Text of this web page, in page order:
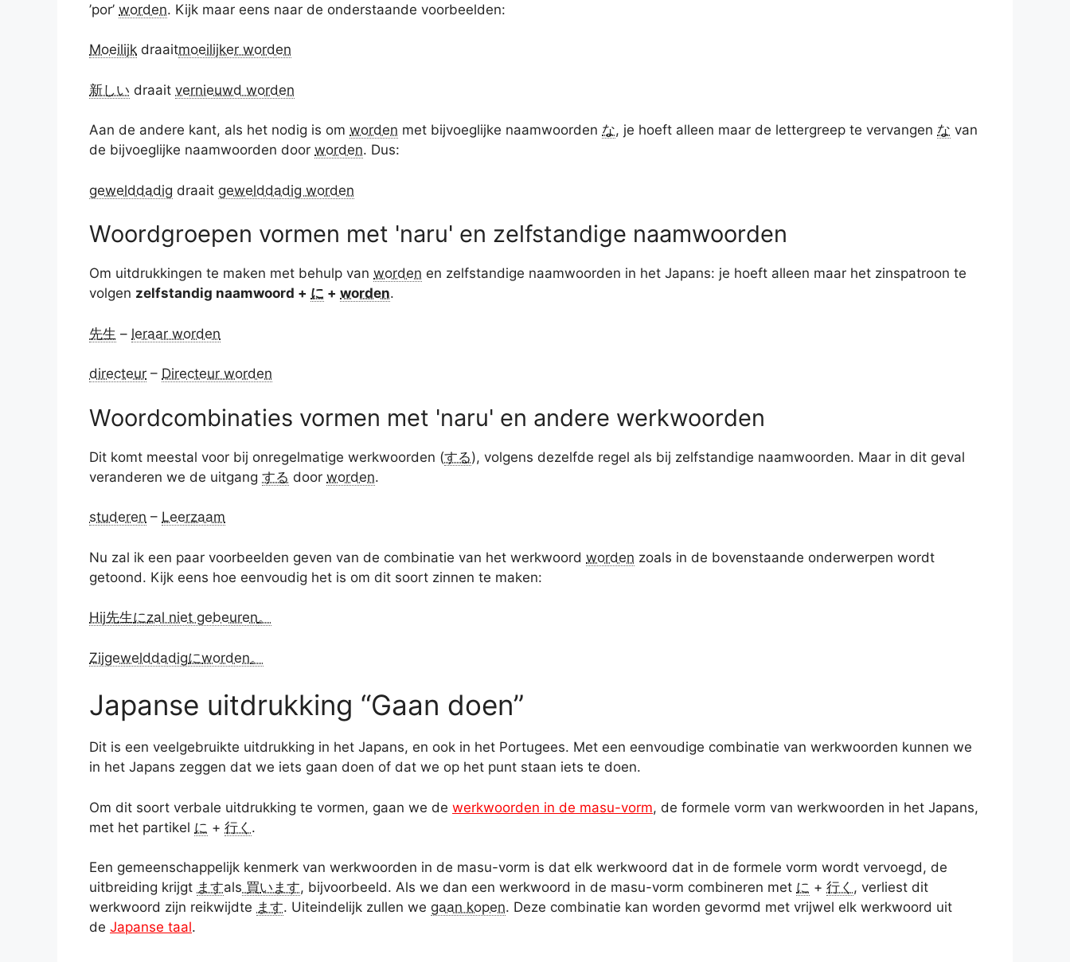
’por’ worden. Kijk maar eens naar de onderstaande voorbeelden:
Moeilijk draaitmoeilijker worden
新しい draait vernieuwd worden
Aan de andere kant, als het nodig is om worden met bijvoeglijke naamwoorden な, je hoeft alleen maar de lettergreep te vervangen な van
de bijvoeglijke naamwoorden door worden. Dus:
gewelddadig draait gewelddadig worden
Woordgroepen vormen met 'naru' en zelfstandige naamwoorden
Om uitdrukkingen te maken met behulp van worden en zelfstandige naamwoorden in het Japans: je hoeft alleen maar het zinspatroon te
volgen zelfstandig naamwoord + に + worden.
先生 – leraar worden
directeur – Directeur worden
Woordcombinaties vormen met 'naru' en andere werkwoorden
Dit komt meestal voor bij onregelmatige werkwoorden (する), volgens dezelfde regel als bij zelfstandige naamwoorden. Maar in dit geval
veranderen we de uitgang する door worden.
studeren – Leerzaam
Nu zal ik een paar voorbeelden geven van de combinatie van het werkwoord worden zoals in de bovenstaande onderwerpen wordt
getoond. Kijk eens hoe eenvoudig het is om dit soort zinnen te maken:
Hij先生にzal niet gebeuren。
Zijgewelddadigにworden。
Japanse uitdrukking “Gaan doen”
Dit is een veelgebruikte uitdrukking in het Japans, en ook in het Portugees. Met een eenvoudige combinatie van werkwoorden kunnen we
in het Japans zeggen dat we iets gaan doen of dat we op het punt staan iets te doen.
Om dit soort verbale uitdrukking te vormen, gaan we de werkwoorden in de masu-vorm, de formele vorm van werkwoorden in het Japans,
met het partikel に + 行く .
Een gemeenschappelijk kenmerk van werkwoorden in de masu-vorm is dat elk werkwoord dat in de formele vorm wordt vervoegd, de
uitbreiding krijgt ますals 買います, bijvoorbeeld. Als we dan een werkwoord in de masu-vorm combineren met に + 行く , verliest dit
werkwoord zijn reikwijdte ます. Uiteindelijk zullen we gaan kopen. Deze combinatie kan worden gevormd met vrijwel elk werkwoord uit
de Japanse taal.